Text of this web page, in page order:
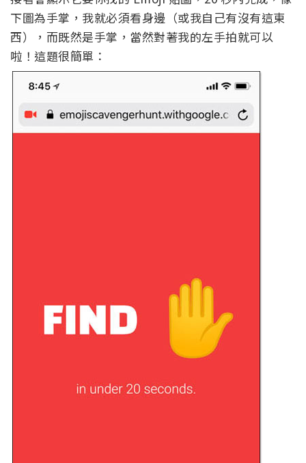
下圖為手掌，我就必須看身邊（或我自己有沒有這東
西），而既然是手掌，當然對著我的左手拍就可以
啦！這題很簡單：